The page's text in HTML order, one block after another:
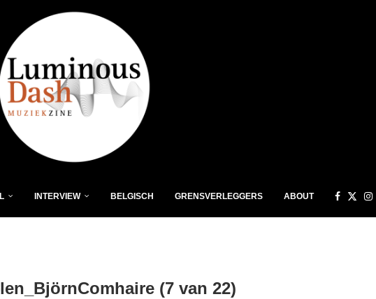
INTERVIEW BELGISCH GRENSVERLEGGERS ABOUT
(7 van 22)